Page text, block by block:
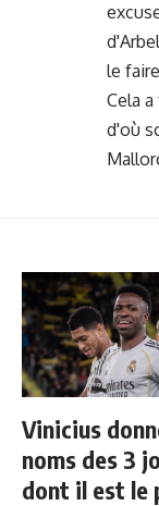
le
Cela
d'où
Vinicius
noms des 3
dont il est le